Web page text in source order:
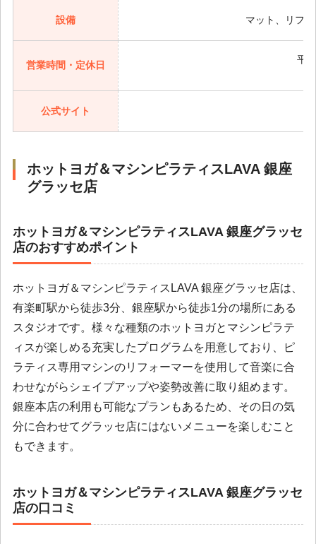
設備 マット、リフ
営業時間・定休日 平
公式サイト
ホットヨガ＆マシンピラティスLAVA 銀座
グラッセ店
ホットヨガ＆マシンピラティスLAVA 銀座グラッセ
店のおすすめポイント
ホットヨガ＆マシンピラティスLAVA 銀座グラッセ店は、
有楽町駅から徒歩3分、銀座駅から徒歩1分の場所にある
スタジオです。様々な種類のホットヨガとマシンピラテ
ィスが楽しめる充実したプログラムを用意しており、ピ
ラティス専用マシンのリフォーマーを使用して音楽に合
わせながらシェイプアップや姿勢改善に取り組めます。
銀座本店の利用も可能なプランもあるため、その日の気
分に合わせてグラッセ店にはないメニューを楽しむこと
もできます。
ホットヨガ＆マシンピラティスLAVA 銀座グラッセ
店の口コミ